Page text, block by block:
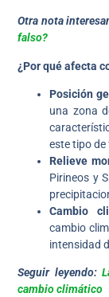
Otra nota
falso?
¿Por qué afecta
Posición
una zona
este tipo
Relieve
Pirineos y
Cambio
cambio
intensidad
Seguir leyendo:
cambio climático